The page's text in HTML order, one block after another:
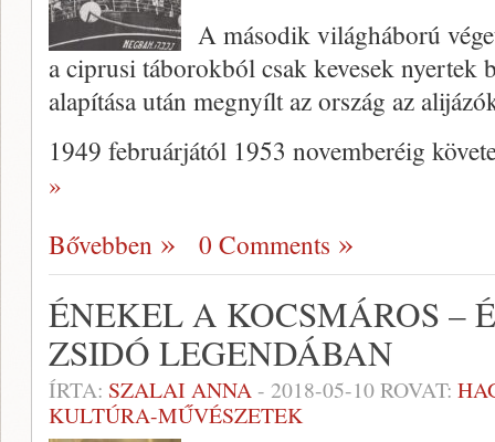
A második világháború
a ciprusi táborokból csak kevesek nyertek
alapítása után megnyílt az ország az
1949 februárjától 1953 novemberéig
»
Bővebben
0 Comments
ÉNEKEL A KOCSMÁROS –
ZSIDÓ LEGENDÁBAN
ÍRTA: SZALAI ANNA- 2018-05-10ROVAT:
KULTÚRA-MŰVÉSZETEK